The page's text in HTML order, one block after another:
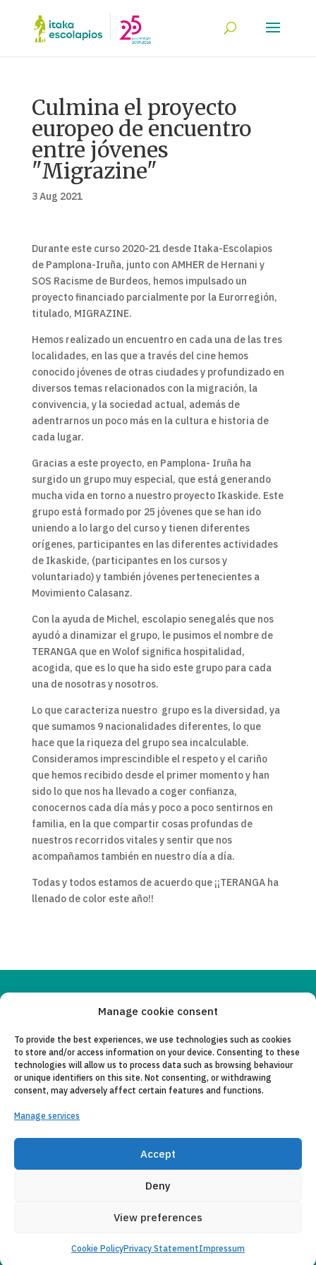
Manage cookie consent
To provide the best experiences, we use technologies such as cookies
to store and/or access information on your device. Consenting to these
technologies will allow us to process data such as browsing behaviour
or unique identifiers on this site. Not consenting, or withdrawing
consent, may adversely affect certain features and functions.
Manage services
Accept
Deny
View preferences
Cookie PolicyPrivacy StatementImpressum
Culmina el proyecto
europeo de encuentro
entre jóvenes
"Migrazine"
3 Aug 2021
Durante este curso 2020-21 desde Itaka-Escolapios
de Pamplona-Iruña, junto con AMHER de Hernani y
SOS Racisme de Burdeos, hemos impulsado un
proyecto financiado parcialmente por la Eurorregión,
titulado, MIGRAZINE.
Hemos realizado un encuentro en cada una de las tres
localidades, en las que a través del cine hemos
conocido jóvenes de otras ciudades y profundizado en
diversos temas relacionados con la migración, la
convivencia, y la sociedad actual, además de
adentrarnos un poco más en la cultura e historia de
cada lugar.
Gracias a este proyecto, en Pamplona- Iruña ha
surgido un grupo muy especial, que está generando
mucha vida en torno a nuestro proyecto Ikaskide. Este
grupo está formado por 25 jóvenes que se han ido
uniendo a lo largo del curso y tienen diferentes
orígenes, participantes en las diferentes actividades
de Ikaskide, (participantes en los cursos y
voluntariado) y también jóvenes pertenecientes a
Movimiento Calasanz.
Con la ayuda de Michel, escolapio senegalés que nos
ayudó a dinamizar el grupo, le pusimos el nombre de
TERANGA que en Wolof significa hospitalidad,
acogida, que es lo que ha sido este grupo para cada
una de nosotras y nosotros.
Lo que caracteriza nuestro grupo es la diversidad, ya
que sumamos 9 nacionalidades diferentes, lo que
hace que la riqueza del grupo sea incalculable.
Consideramos imprescindible el respeto y el cariño
que hemos recibido desde el primer momento y han
sido lo que nos ha llevado a coger confianza,
conocernos cada día más y poco a poco sentirnos en
familia, en la que compartir cosas profundas de
nuestros recorridos vitales y sentir que nos
acompañamos también en nuestro día a día.
Todas y todos estamos de acuerdo que ¡¡TERANGA ha
llenado de color este año!!
LEGAL NOTICE
PRIVACY POLICY
COLLABORATING ENTITIES
E-MAIL